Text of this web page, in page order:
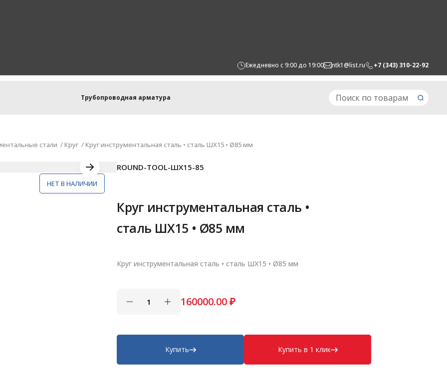
Ежедневно с 9:00 до 19:00 ntk1@list.ru +7 (343) 310-22-92
Трубопроводная арматура
стали Круг Круг инструментальная сталь • сталь ШХ15 • Ø85 мм
НЕТ В НАЛИЧИИ
ROUND-TOOL-ШХ15-85
Круг инструментальная сталь •
сталь ШХ15 • Ø85 мм
Круг инструментальная сталь • сталь ШХ15 • Ø85 мм
160000.00₽
Купить Купить в 1 клик